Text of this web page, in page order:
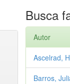
Busca
Autor
Ascelrad,
Barros,